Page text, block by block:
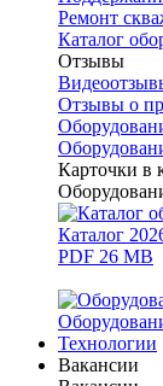
Ремонт
Каталог
Отзывы
Отзывы о
Карточки в
Каталог
PDF 26 MB
Технологии
Вакансии